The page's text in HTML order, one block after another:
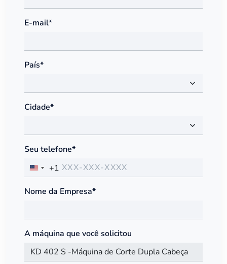
E-mail*
País*
Cidade*
Seu telefone*
+1
Nome da Empresa*
A máquina que você solicitou